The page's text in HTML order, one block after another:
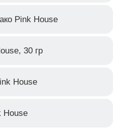
Pink House
30 гр
House
House